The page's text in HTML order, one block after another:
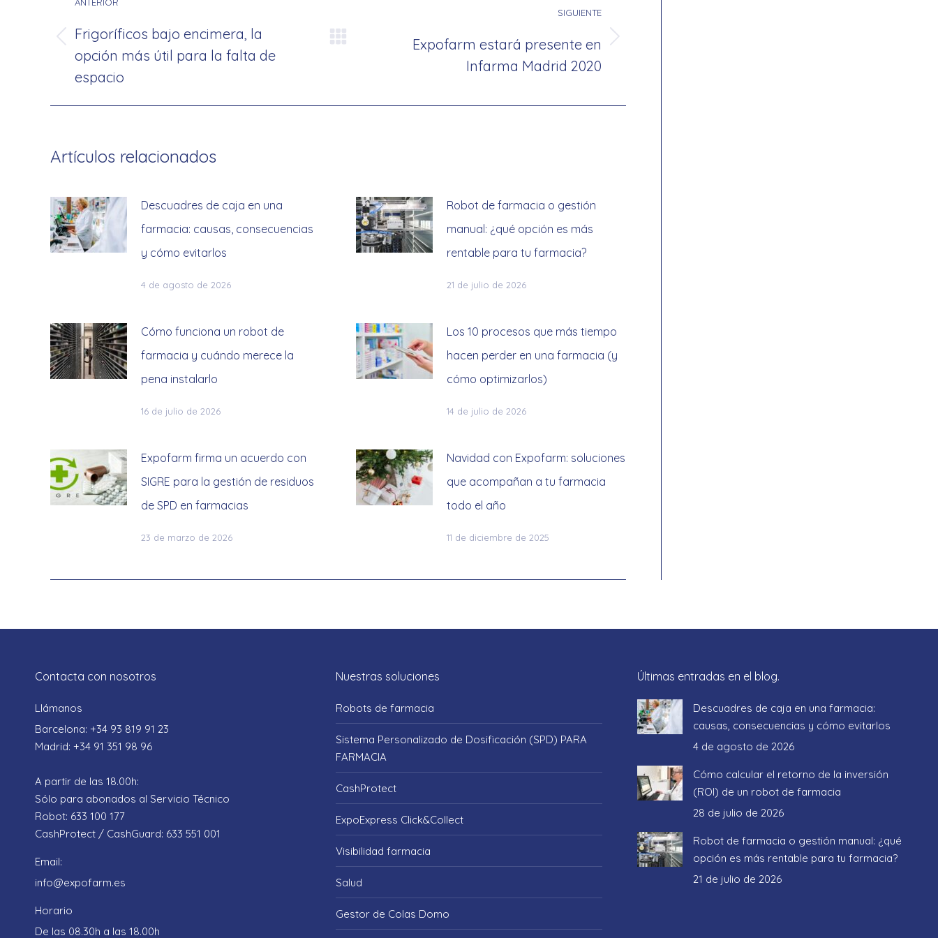
publicaciones
Publicación
anterior:
Frigoríficos bajo encimera, la
opción más útil para la falta de
espacio
SIGUIENTE
PublicaciónExpofarm estará presente en
Infarma Madrid 2020
Artículos relacionados
Descuadres de caja en una
farmacia: causas, consecuencias
y cómo evitarlos
4 de agosto de 2026
Robot de farmacia o gestión
manual: ¿qué opción es más
rentable para tu farmacia?
21 de julio de 2026
Cómo funciona un robot de
farmacia y cuándo merece la
pena instalarlo
16 de julio de 2026
Los 10 procesos que más tiempo
hacen perder en una farmacia (y
cómo optimizarlos)
14 de julio de 2026
Expofarm firma un acuerdo con
SIGRE para la gestión de residuos
de SPD en farmacias
23 de marzo de 2026
Navidad con Expofarm: soluciones
que acompañan a tu farmacia
todo el año
11 de diciembre de 2025
Contacta con nosotros
Llámanos
Barcelona: +34 93 819 91 23
Madrid: +34 91 351 98 96
A partir de las 18.00h:
Sólo para abonados al Servicio Técnico
Robot: 633 100 177
CashProtect / CashGuard: 633 551 001
Email:
info@expofarm.es
Horario
De las 08.30h a las 18.00h
Nuestras soluciones
Robots de farmacia
Sistema Personalizado de Dosificación (SPD) PARA
FARMACIA
CashProtect
ExpoExpress Click&Collect
Visibilidad farmacia
Salud
Gestor de Colas Domo
Últimas entradas en el blog.
Descuadres de caja en una farmacia:
causas, consecuencias y cómo evitarlos
4 de agosto de 2026
Cómo calcular el retorno de la inversión
(ROI) de un robot de farmacia
28 de julio de 2026
Robot de farmacia o gestión manual: ¿qué
opción es más rentable para tu farmacia?
21 de julio de 2026